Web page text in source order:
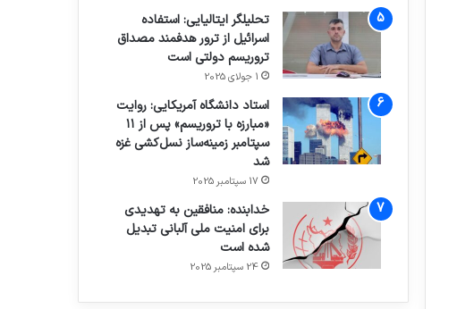
تحلیلگر ایتالیایی: استفاده
اسرائیل از ترور هدفمند مصداق
تروریسم دولتی است
1 جولای 2025
استاد دانشگاه آمریکایی: روایت
«مبارزه با تروریسم» پس از ۱۱
سپتامبر زمینه‌ساز نسل‌کشی غزه
شد
17 سپتامبر 2025
خدابنده: منافقین به تهدیدی
برای امنیت ملی آلبانی تبدیل
شده است
24 سپتامبر 2025